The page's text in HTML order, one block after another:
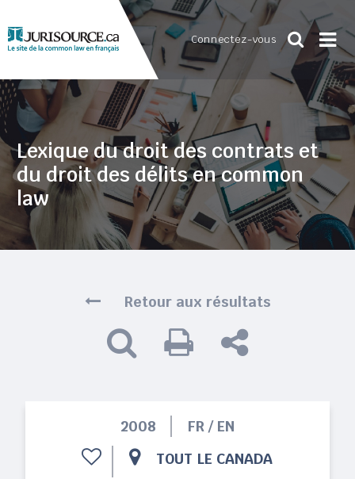
Connectez-vous
Lexique du droit des contrats et
du droit des délits en common
law
Retour aux résultats
2008
FR / EN
TOUT LE CANADA